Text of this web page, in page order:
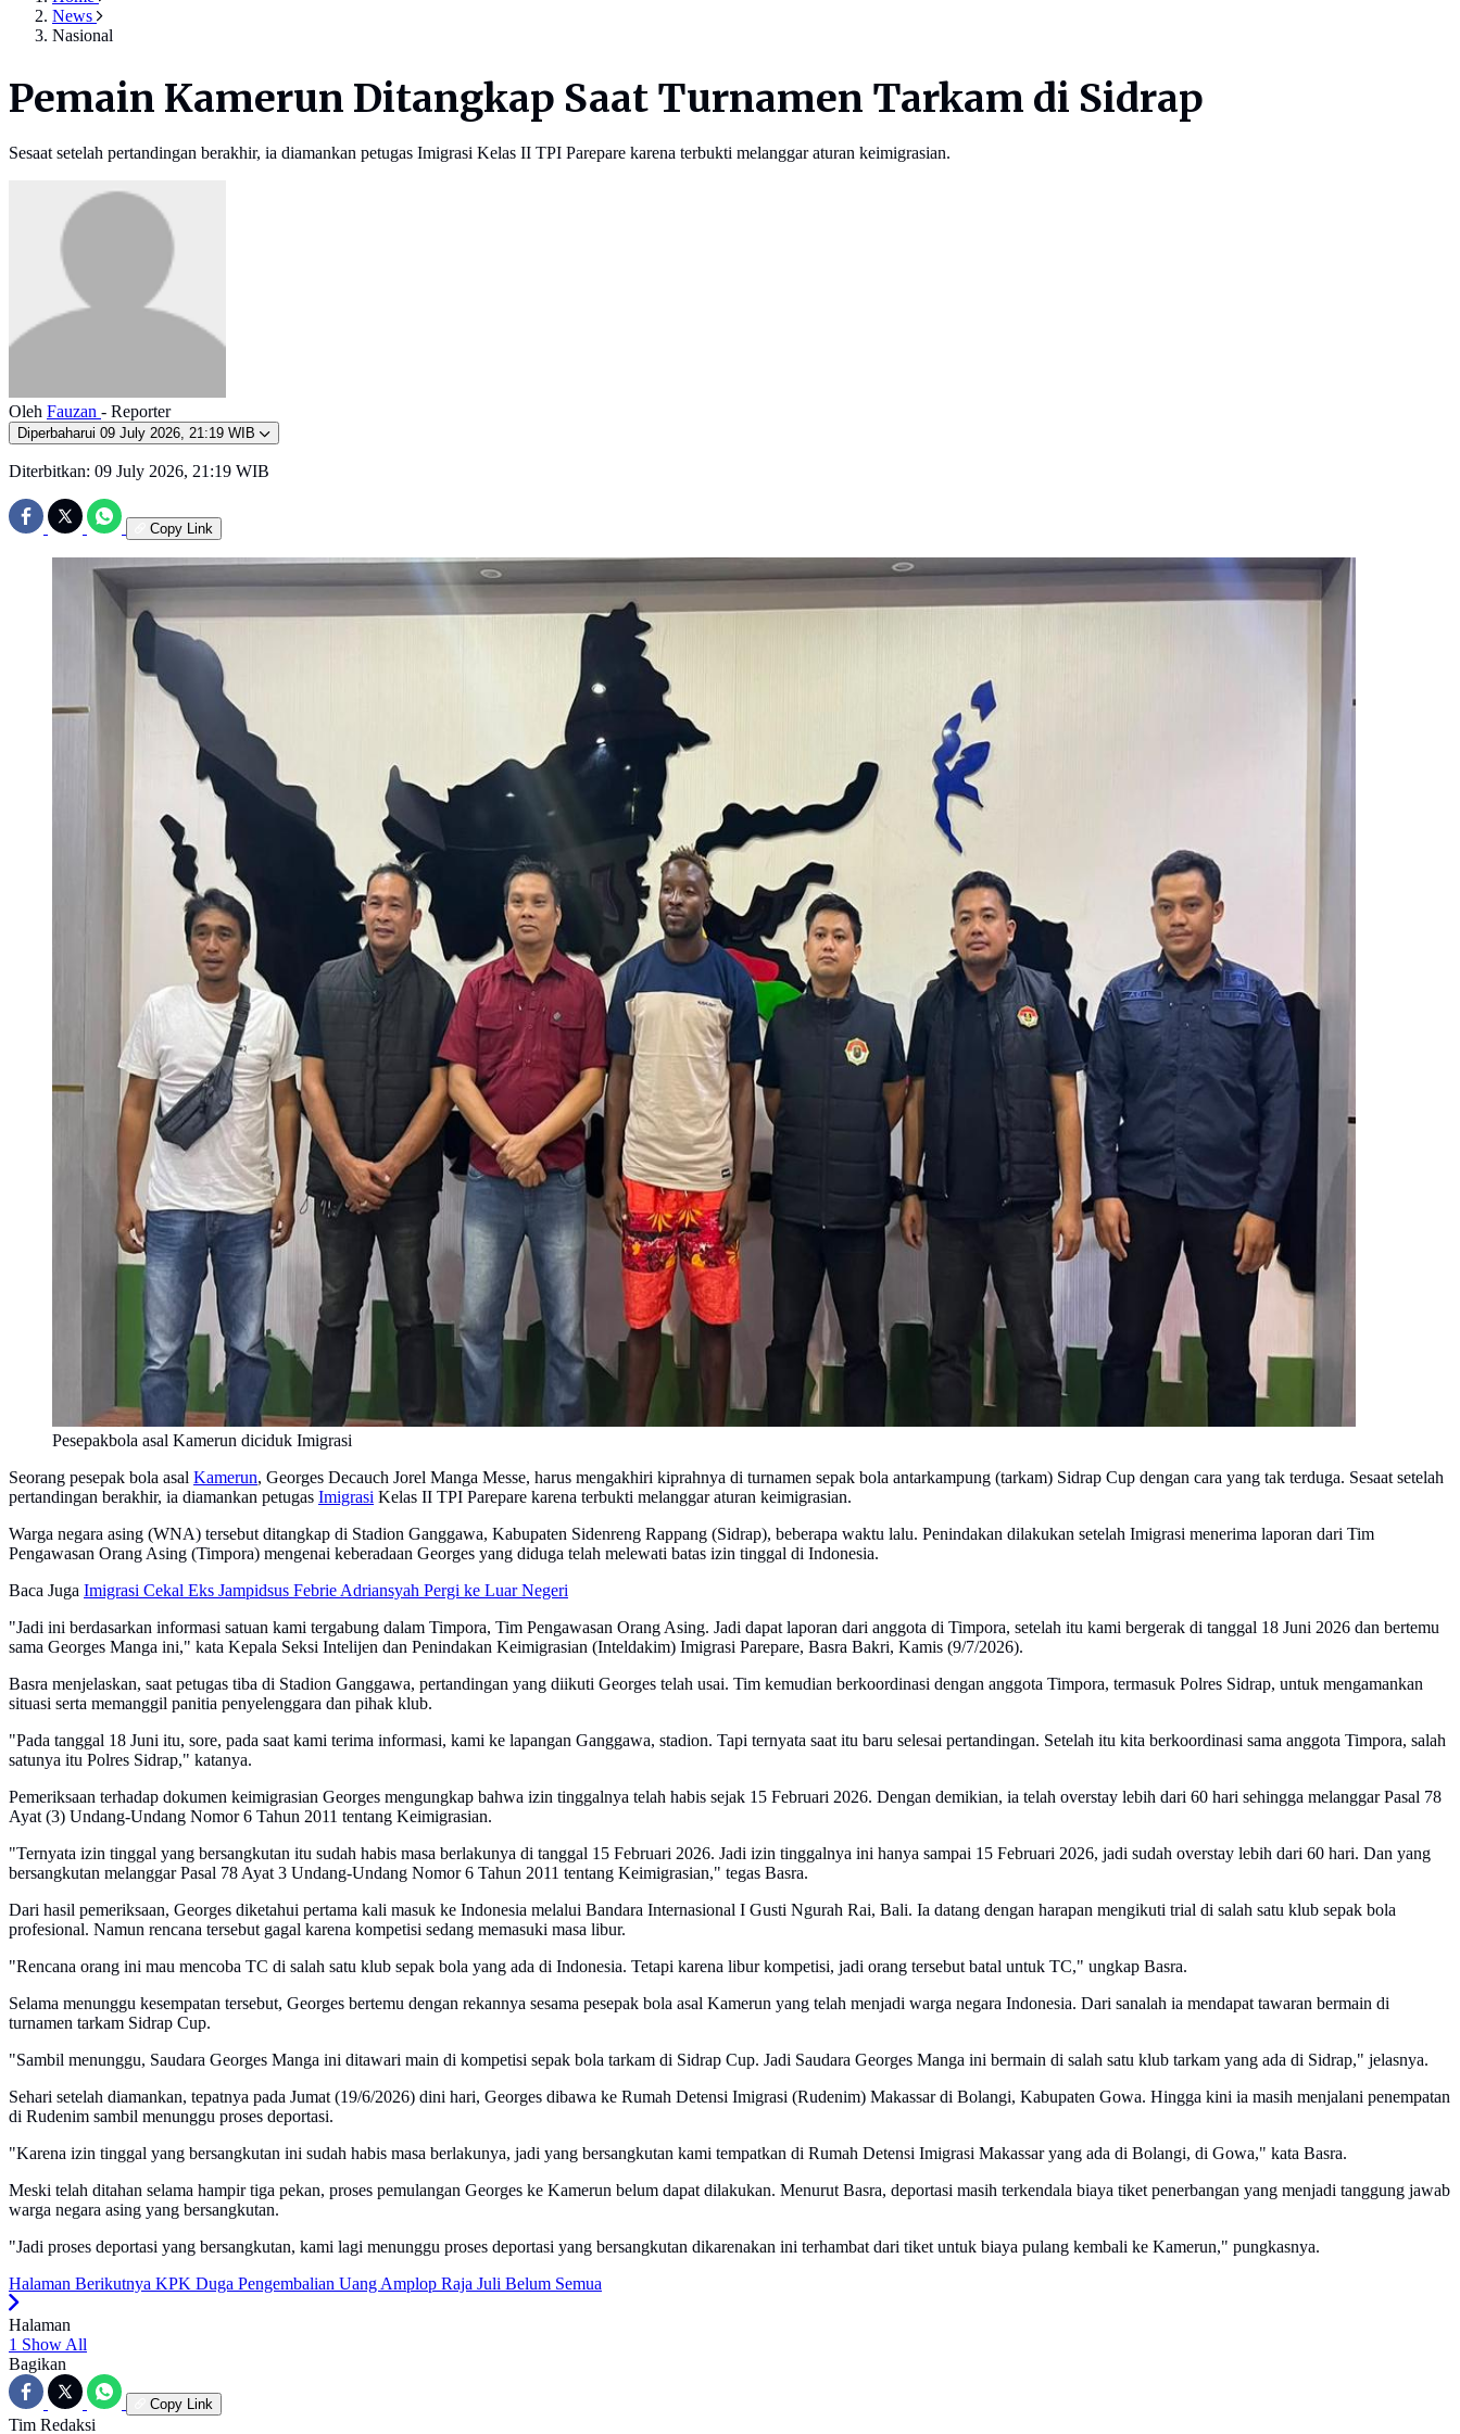
News
Nasional
Pemain Kamerun Ditangkap Saat Turnamen Tarkam di Sidrap
Sesaat setelah pertandingan berakhir, ia diamankan petugas Imigrasi Kelas II TPI Parepare karena terbukti melanggar aturan keimigrasian.
Oleh Fauzan - Reporter
Diperbaharui 09 July 2026, 21:19 WIB
Diterbitkan: 09 July 2026, 21:19 WIB
Copy Link
Pesepakbola asal Kamerun diciduk Imigrasi
Seorang pesepak bola asal Kamerun, Georges Decauch Jorel Manga Messe, harus mengakhiri kiprahnya di turnamen sepak bola antarkampung (tarkam) Sidrap Cup dengan cara yang tak terduga. Sesaat setelah
pertandingan berakhir, ia diamankan petugas Imigrasi Kelas II TPI Parepare karena terbukti melanggar aturan keimigrasian.
Warga negara asing (WNA) tersebut ditangkap di Stadion Ganggawa, Kabupaten Sidenreng Rappang (Sidrap), beberapa waktu lalu. Penindakan dilakukan setelah Imigrasi menerima laporan dari Tim
Pengawasan Orang Asing (Timpora) mengenai keberadaan Georges yang diduga telah melewati batas izin tinggal di Indonesia.
Baca Juga Imigrasi Cekal Eks Jampidsus Febrie Adriansyah Pergi ke Luar Negeri
"Jadi ini berdasarkan informasi satuan kami tergabung dalam Timpora, Tim Pengawasan Orang Asing. Jadi dapat laporan dari anggota di Timpora, setelah itu kami bergerak di tanggal 18 Juni 2026 dan bertemu
sama Georges Manga ini," kata Kepala Seksi Intelijen dan Penindakan Keimigrasian (Inteldakim) Imigrasi Parepare, Basra Bakri, Kamis (9/7/2026).
Basra menjelaskan, saat petugas tiba di Stadion Ganggawa, pertandingan yang diikuti Georges telah usai. Tim kemudian berkoordinasi dengan anggota Timpora, termasuk Polres Sidrap, untuk mengamankan
situasi serta memanggil panitia penyelenggara dan pihak klub.
"Pada tanggal 18 Juni itu, sore, pada saat kami terima informasi, kami ke lapangan Ganggawa, stadion. Tapi ternyata saat itu baru selesai pertandingan. Setelah itu kita berkoordinasi sama anggota Timpora, salah
satunya itu Polres Sidrap," katanya.
Pemeriksaan terhadap dokumen keimigrasian Georges mengungkap bahwa izin tinggalnya telah habis sejak 15 Februari 2026. Dengan demikian, ia telah overstay lebih dari 60 hari sehingga melanggar Pasal 78
Ayat (3) Undang-Undang Nomor 6 Tahun 2011 tentang Keimigrasian.
"Ternyata izin tinggal yang bersangkutan itu sudah habis masa berlakunya di tanggal 15 Februari 2026. Jadi izin tinggalnya ini hanya sampai 15 Februari 2026, jadi sudah overstay lebih dari 60 hari. Dan yang
bersangkutan melanggar Pasal 78 Ayat 3 Undang-Undang Nomor 6 Tahun 2011 tentang Keimigrasian," tegas Basra.
Dari hasil pemeriksaan, Georges diketahui pertama kali masuk ke Indonesia melalui Bandara Internasional I Gusti Ngurah Rai, Bali. Ia datang dengan harapan mengikuti trial di salah satu klub sepak bola
profesional. Namun rencana tersebut gagal karena kompetisi sedang memasuki masa libur.
"Rencana orang ini mau mencoba TC di salah satu klub sepak bola yang ada di Indonesia. Tetapi karena libur kompetisi, jadi orang tersebut batal untuk TC," ungkap Basra.
Selama menunggu kesempatan tersebut, Georges bertemu dengan rekannya sesama pesepak bola asal Kamerun yang telah menjadi warga negara Indonesia. Dari sanalah ia mendapat tawaran bermain di
turnamen tarkam Sidrap Cup.
"Sambil menunggu, Saudara Georges Manga ini ditawari main di kompetisi sepak bola tarkam di Sidrap Cup. Jadi Saudara Georges Manga ini bermain di salah satu klub tarkam yang ada di Sidrap," jelasnya.
Sehari setelah diamankan, tepatnya pada Jumat (19/6/2026) dini hari, Georges dibawa ke Rumah Detensi Imigrasi (Rudenim) Makassar di Bolangi, Kabupaten Gowa. Hingga kini ia masih menjalani penempatan
di Rudenim sambil menunggu proses deportasi.
"Karena izin tinggal yang bersangkutan ini sudah habis masa berlakunya, jadi yang bersangkutan kami tempatkan di Rumah Detensi Imigrasi Makassar yang ada di Bolangi, di Gowa," kata Basra.
Meski telah ditahan selama hampir tiga pekan, proses pemulangan Georges ke Kamerun belum dapat dilakukan. Menurut Basra, deportasi masih terkendala biaya tiket penerbangan yang menjadi tanggung jawab
warga negara asing yang bersangkutan.
"Jadi proses deportasi yang bersangkutan, kami lagi menunggu proses deportasi yang bersangkutan dikarenakan ini terhambat dari tiket untuk biaya pulang kembali ke Kamerun," pungkasnya.
Halaman Berikutnya KPK Duga Pengembalian Uang Amplop Raja Juli Belum Semua
Halaman
1 Show All
Bagikan
Copy Link
Tim Redaksi